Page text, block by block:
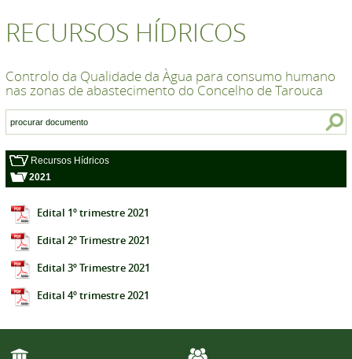
RECURSOS HÍDRICOS
Controlo da Qualidade da Àgua para consumo humano
nas zonas de abastecimento do Concelho de Tarouca
Recursos Hídricos
2021
Edital 1º trimestre 2021
Edital 2º Trimestre 2021
Edital 3º Trimestre 2021
Edital 4º trimestre 2021